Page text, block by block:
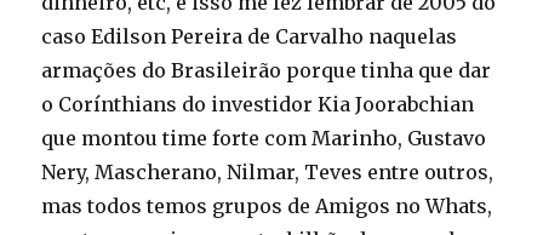
caso Edilson Pereira de Carvalho naquelas
armações do Brasileirão porque tinha que dar
o Corínthians do investidor Kia Joorabchian
que montou time forte com Marinho, Gustavo
Nery, Mascherano, Nilmar, Teves entre outros,
mas todos temos grupos de Amigos no Whats,